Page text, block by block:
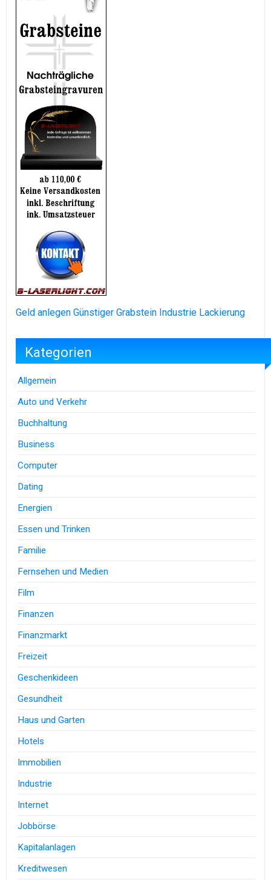
Geld anlegen Günstiger Grabstein Industrie Lackierung
Kategorien
Allgemein
Auto und Verkehr
Buchhaltung
Business
Computer
Dating
Energien
Essen und Trinken
Familie
Fernsehen und Medien
Film
Finanzen
Finanzmarkt
Freizeit
Geschenkideen
Gesundheit
Haus und Garten
Hotels
Immobilien
Industrie
Internet
Jobbörse
Kapitalanlagen
Kreditwesen